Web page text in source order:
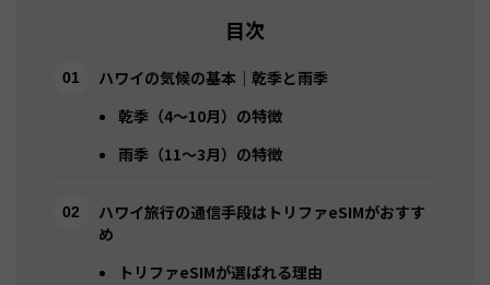
目次
ハワイの気候の基本｜乾季と雨季
乾季（4〜10月）の特徴
雨季（11〜3月）の特徴
ハワイ旅行の通信手段はトリファeSIMがおすす
め
トリファeSIMが選ばれる理由